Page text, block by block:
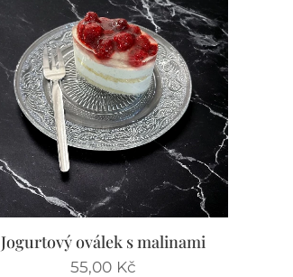
Jogurtový oválek s malinami
55,00Kč